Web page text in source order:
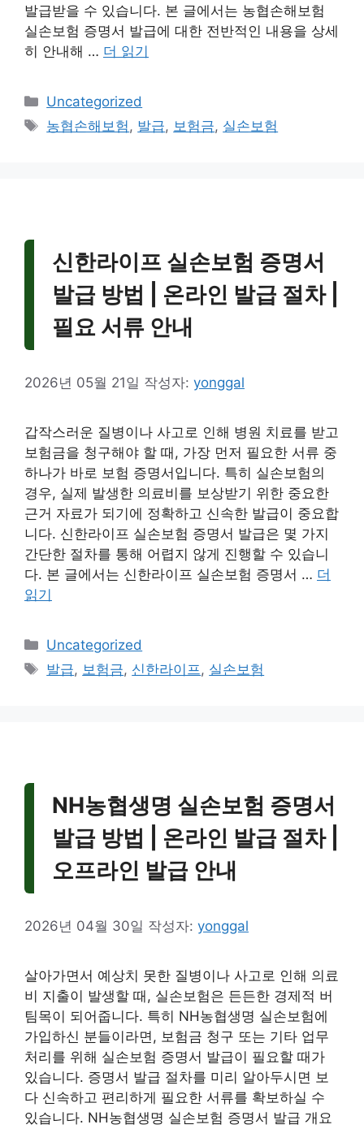
발급받을 수 있습니다. 본 글에서는 농협손해보험
실손보험 증명서 발급에 대한 전반적인 내용을 상세
히 안내해 … 더 읽기
카
테
Uncategorized
태
농협손해보험, 발급, 보험금, 실손보험
신한라이프 실손보험 증명서
발급 방법 | 온라인 발급 절차 |
필요 서류 안내
2026년 05월 21일 작성자: yonggal
갑작스러운 질병이나 사고로 인해 병원 치료를 받고
보험금을 청구해야 할 때, 가장 먼저 필요한 서류 중
하나가 바로 보험 증명서입니다. 특히 실손보험의
경우, 실제 발생한 의료비를 보상받기 위한 중요한
근거 자료가 되기에 정확하고 신속한 발급이 중요합
니다. 신한라이프 실손보험 증명서 발급은 몇 가지
간단한 절차를 통해 어렵지 않게 진행할 수 있습니
다. 본 글에서는 신한라이프 실손보험 증명서 … 더
읽기
카
테
Uncategorized
태
발급, 보험금, 신한라이프, 실손보험
NH농협생명 실손보험 증명서
발급 방법 | 온라인 발급 절차 |
오프라인 발급 안내
2026년 04월 30일 작성자: yonggal
살아가면서 예상치 못한 질병이나 사고로 인해 의료
비 지출이 발생할 때, 실손보험은 든든한 경제적 버
팀목이 되어줍니다. 특히 NH농협생명 실손보험에
가입하신 분들이라면, 보험금 청구 또는 기타 업무
처리를 위해 실손보험 증명서 발급이 필요할 때가
있습니다. 증명서 발급 절차를 미리 알아두시면 보
다 신속하고 편리하게 필요한 서류를 확보하실 수
있습니다. NH농협생명 실손보험 증명서 발급 개요